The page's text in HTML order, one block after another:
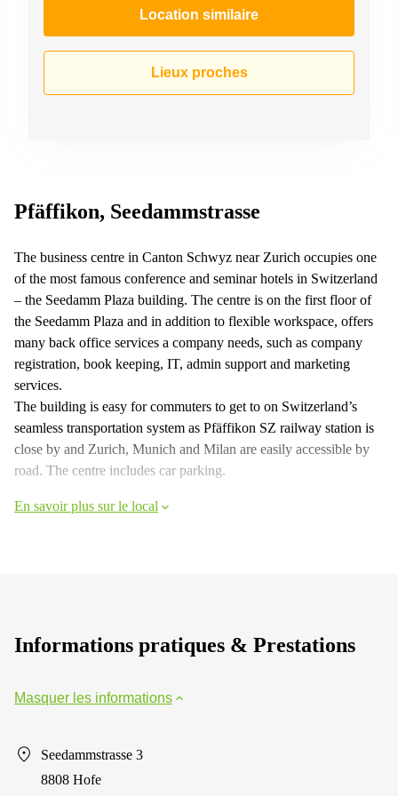
Chemin
Drance 2
Z. A.
1
Rolle
Bahnhofstrasse
10 Zürich
Location similaire
Lieux proches
Pfäffikon, Seedammstrasse
The business centre in Canton Schwyz near Zurich occupies one
of the most famous conference and seminar hotels in Switzerland
– the Seedamm Plaza building. The centre is on the first floor of
the Seedamm Plaza and in addition to flexible workspace, offers
many back office services a company needs, such as company
registration, book keeping, IT, admin support and marketing
services.
The building is easy for commuters to get to on Switzerland’s
seamless transportation system as Pfäffikon SZ railway station is
close by and Zurich, Munich and Milan are easily accessible by
road. The centre includes car parking.
En savoir plus sur le local
Informations pratiques & Prestations
Masquer les informations
Seedammstrasse 3
8808 Hofe